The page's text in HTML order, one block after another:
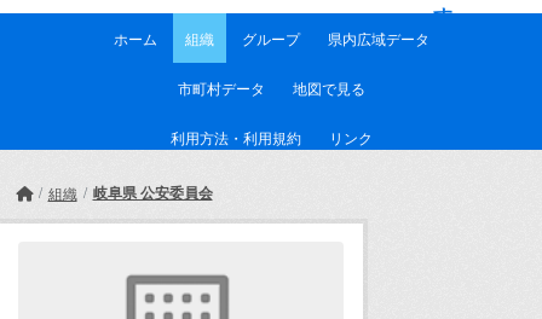
す
ホーム 組織 グループ 県内広域データ
市町村データ 地図で見る
利用方法・利用規約 リンク
組織 岐阜県 公安委員会